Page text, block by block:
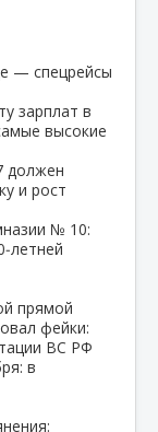
— спецрейсы
зарплат в
высокие
должен
и рост
№ 10:
прямой
фейки:
ВС РФ
в